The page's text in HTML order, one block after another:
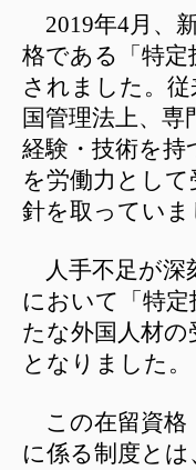
2019年4月、
格である「特定
されました。
国管理法上、専
経験・技術を持
を労働力とし
針を取っていま
人手不足が深
において「特
たな外国人材
となりました。
この在留資格
に係る制度とは